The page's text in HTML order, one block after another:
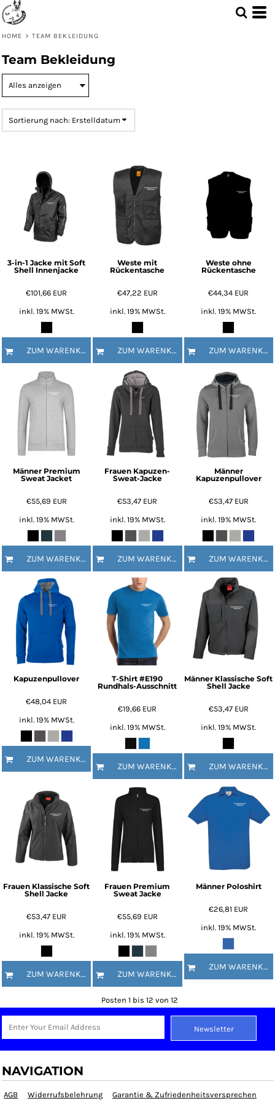
HOME > TEAM BEKLEIDUNG
Team Bekleidung
Sortierung nach: Erstelldatum
3-in-1 Jacke mit Soft
Shell Innenjacke
€101,66 EUR
inkl. 19% MWSt.
ZUM WARENKORB HINZUFÜGEN
Weste mit
Rückentasche
€47,22 EUR
inkl. 19% MWSt.
ZUM WARENKORB HINZUFÜGEN
Weste ohne
Rückentasche
€44,34 EUR
inkl. 19% MWSt.
ZUM WARENKORB HINZUFÜGEN
Männer Premium
Sweat Jacket
€55,69 EUR
inkl. 19% MWSt.
ZUM WARENKORB HINZUFÜGEN
Frauen Kapuzen-
Sweat-Jacke
€53,47 EUR
inkl. 19% MWSt.
ZUM WARENKORB HINZUFÜGEN
Männer
Kapuzenpullover
€53,47 EUR
inkl. 19% MWSt.
ZUM WARENKORB HINZUFÜGEN
Kapuzenpullover
€48,04 EUR
inkl. 19% MWSt.
ZUM WARENKORB HINZUFÜGEN
T-Shirt #E190
Rundhals-Ausschnitt
€19,66 EUR
inkl. 19% MWSt.
ZUM WARENKORB HINZUFÜGEN
Männer Klassische Soft
Shell Jacke
€53,47 EUR
inkl. 19% MWSt.
ZUM WARENKORB HINZUFÜGEN
Frauen Klassische Soft
Shell Jacke
€53,47 EUR
inkl. 19% MWSt.
ZUM WARENKORB HINZUFÜGEN
Frauen Premium
Sweat Jacke
€55,69 EUR
inkl. 19% MWSt.
ZUM WARENKORB HINZUFÜGEN
Männer Poloshirt
€26,81 EUR
inkl. 19% MWSt.
ZUM WARENKORB HINZUFÜGEN
Posten 1 bis 12 von 12
Newsletter
NAVIGATION
AGB Widerrufsbelehrung Garantie & Zufriedenheitsversprechen
Standard